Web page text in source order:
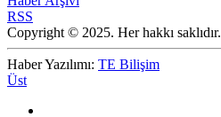
RSS
Copyright © 2025. Her hakkı saklıdır.
Haber Yazılımı: TE Bilişim
Üst